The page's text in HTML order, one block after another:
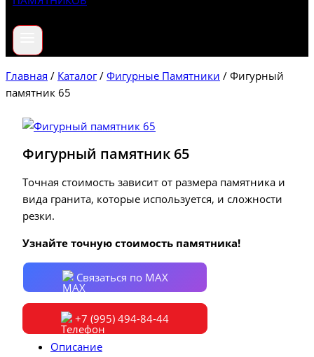
Главная / Каталог / Фигурные Памятники / Фигурный
памятник 65
Фигурный памятник 65
Точная стоимость зависит от размера памятника и
вида гранита, которые используется, и сложности
резки.
Узнайте точную стоимость памятника!
Связаться по MAX
+7 (995) 494-84-44
Описание